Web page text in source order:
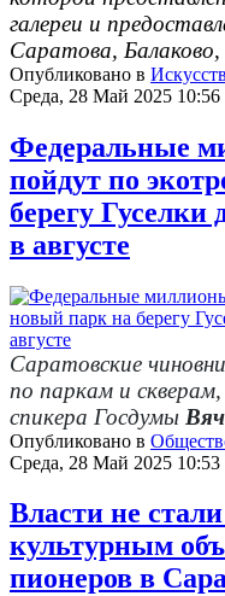
галереи и
Саратова,
Опубликовано в
Среда, 28 Май 2025 10:56
Федеральные
пойдут по
берегу Гуселки
в августе
Саратовские
по паркам и
спикера Госдумы
Опубликовано в
Среда, 28 Май 2025 10:53
Власти не
культурным
пионеров в